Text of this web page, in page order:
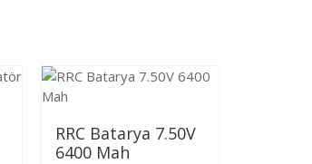
RRC Batarya 7.50V
6400 Mah